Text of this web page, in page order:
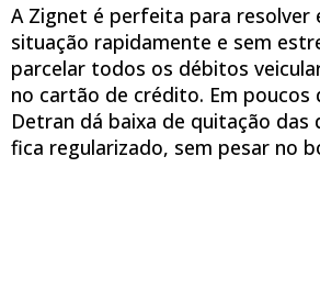
A Zignet é perfeita para resolver
situação rapidamente e sem
parcelar todos os débitos
no cartão de crédito. Em poucos
Detran dá baixa de quitação das
fica regularizado, sem pesar no